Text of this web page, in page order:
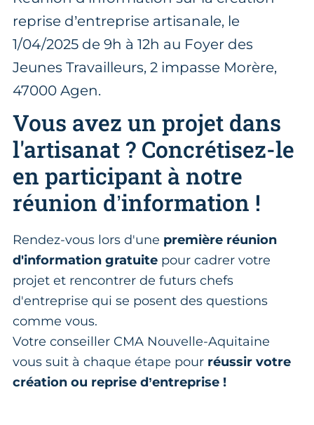
reprise d’entreprise artisanale, le
1/04/2025 de 9h à 12h au Foyer des
Jeunes Travailleurs, 2 impasse Morère,
47000 Agen.
Vous avez un projet dans
l'artisanat ? Concrétisez-le
en participant à notre
réunion d’information !
Rendez-vous lors d'une première réunion
d'information gratuite pour cadrer votre
projet et rencontrer de futurs chefs
d'entreprise qui se posent des questions
comme vous.
Votre conseiller CMA Nouvelle-Aquitaine
vous suit à chaque étape pour réussir votre
création ou reprise d’entreprise !